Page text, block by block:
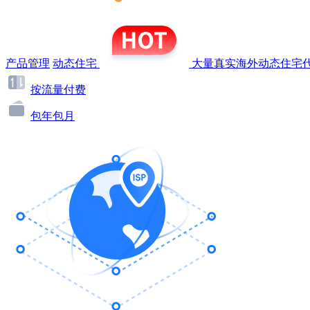
产品管理 动态住宅 大量真实海外动态住宅
按流量付费
包年包月